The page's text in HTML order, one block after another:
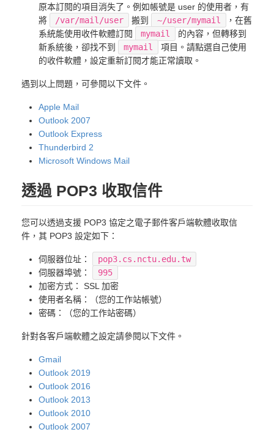
原本訂閱的項目消失了。例如帳號是 user 的使用者，有
將
/var/mail/user 搬到 ~/user/mymail
，在舊
系統能使用收件軟體訂閱
mymail
的內容，但轉移到
新系統後，卻找不到
mymail
項目。請點選自己使用
的收件軟體，設定重新訂閱才能正常讀取。
遇到以上問題，可參閱以下文件。
Apple Mail
Outlook 2007
Outlook Express
Thunderbird 2
Microsoft Windows Mail
透過 POP3 收取信件
您可以透過支援 POP3 協定之電子郵件客戶端軟體收取信
件，其 POP3 設定如下：
伺服器位址：
pop3.cs.nctu.edu.tw
伺服器埠號：
995
加密方式： SSL 加密
使用者名稱：（您的工作站帳號）
密碼：（您的工作站密碼）
針對各客戶端軟體之設定請參閱以下文件。
Gmail
Outlook 2019
Outlook 2016
Outlook 2013
Outlook 2010
Outlook 2007